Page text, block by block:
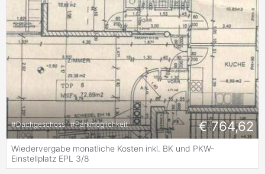
#Dachgeschoss #Parkmöglichkeit € 764,62
Wiedervergabe monatliche Kosten inkl. BK und PKW-
Einstellplatz EPL 3/8